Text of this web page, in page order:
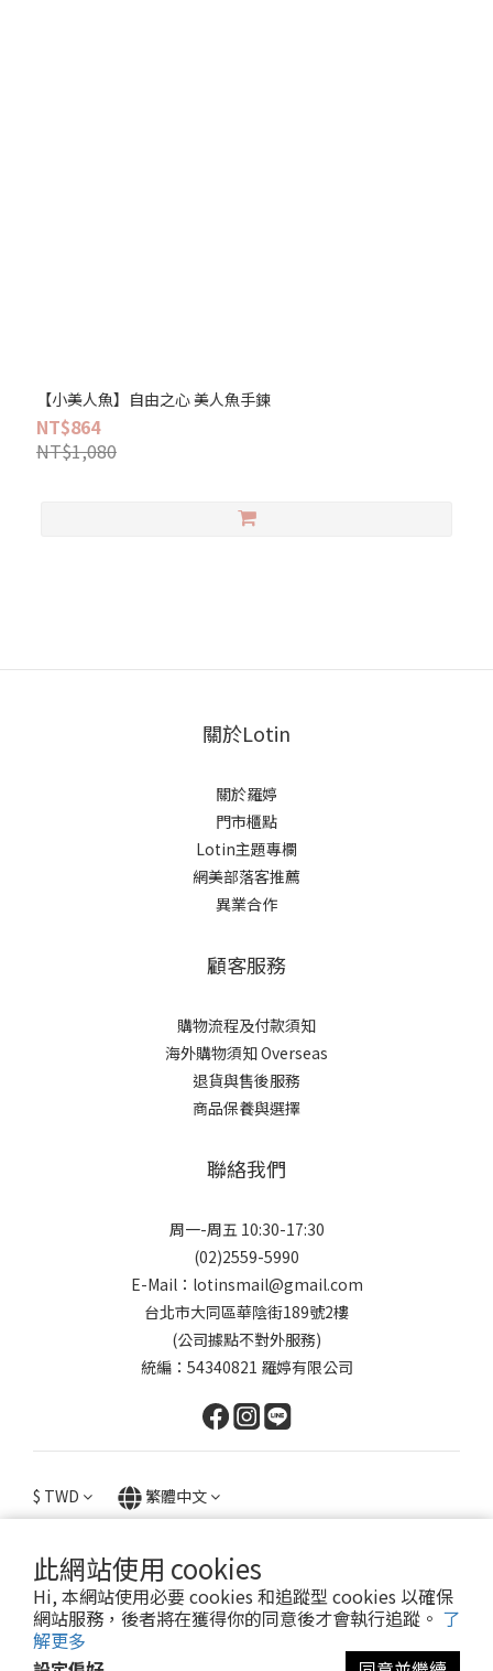
此網站使用 cookies
Hi, 本網站使用必要 cookies 和追蹤型 cookies 以確保
網站服務，後者將在獲得你的同意後才會執行追蹤。 了
解更多
【小美人魚】自由之心 美人魚手鍊
NT$864
NT$1,080
關於Lotin
關於羅婷
門市櫃點
Lotin主題專欄
網美部落客推薦
異業合作
顧客服務
購物流程及付款須知
海外購物須知 Overseas
退貨與售後服務
商品保養與選擇
聯絡我們
周一-周五 10:30-17:30
(02)2559-5990
E-Mail：lotinsmail@gmail.com
台北市大同區華陰街189號2樓
(公司據點不對外服務)
統編：54340821 羅婷有限公司
$ TWD 繁體中文
提醒您，我們不會以電話或簡訊方式通知變更付款方式。